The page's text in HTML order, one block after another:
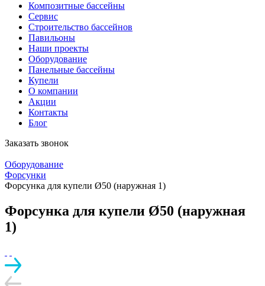
Композитные бассейны
Cервис
Строительство бассейнов
Павильоны
Наши проекты
Оборудование
Панельные бассейны
Купели
О компании
Акции
Контакты
Блог
Заказать звонок
Оборудование
Форсунки
Форсунка для купели Ø50 (наружная 1)
Форсунка для купели Ø50 (наружная
1)